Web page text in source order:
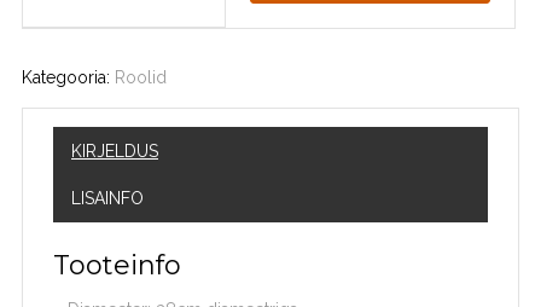
Kategooria: Roolid
KIRJELDUS
LISAINFO
Tooteinfo